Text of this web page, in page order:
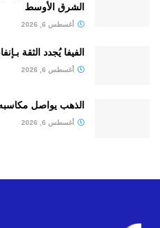
الشرق الأوسط
أغسطس 6, 2026
الفيفا يُجدد الثقة
أغسطس 6, 2026
الذهب يواصل
أغسطس 6, 2026